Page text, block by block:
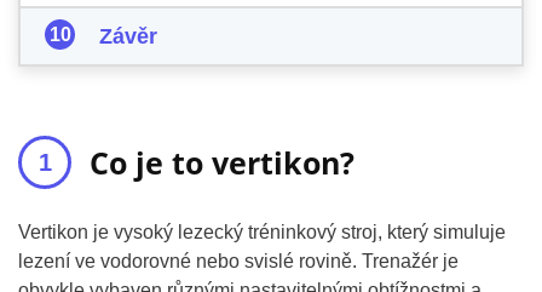
Závěr
Co je to vertikon?
Vertikon je vysoký lezecký tréninkový stroj, který simuluje
lezení ve vodorovné nebo svislé rovině. Trenažér je